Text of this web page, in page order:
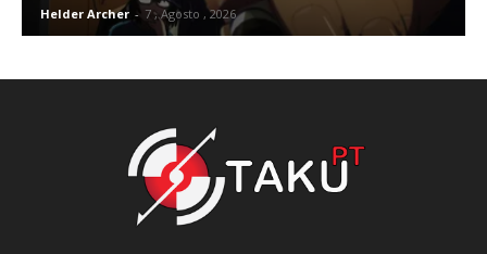
Helder Archer - 7 , Agosto , 2026